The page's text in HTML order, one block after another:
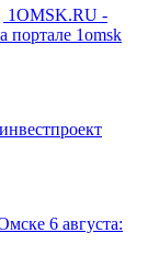
1OMSK.RU -
портале 1omsk
6 августа: